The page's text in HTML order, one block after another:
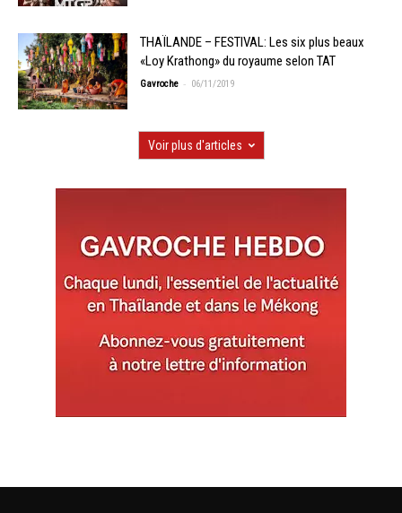
THAÏLANDE – FESTIVAL: Les six plus beaux
«Loy Krathong» du royaume selon TAT
Gavroche - 06/11/2019
Voir plus d'articles